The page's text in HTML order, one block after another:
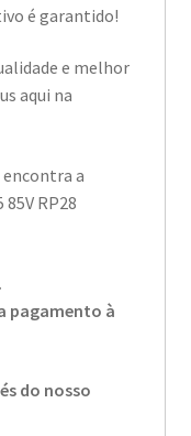
é garantido!
e melhor
aqui na
encontra a
RP28
pagamento à
do nosso